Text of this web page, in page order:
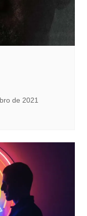
de 2021